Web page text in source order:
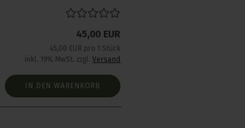
45,00 EUR
45,00 EUR pro 1 Stück
inkl. 19% MwSt. zzgl.Versand
IN DEN WARENKORB